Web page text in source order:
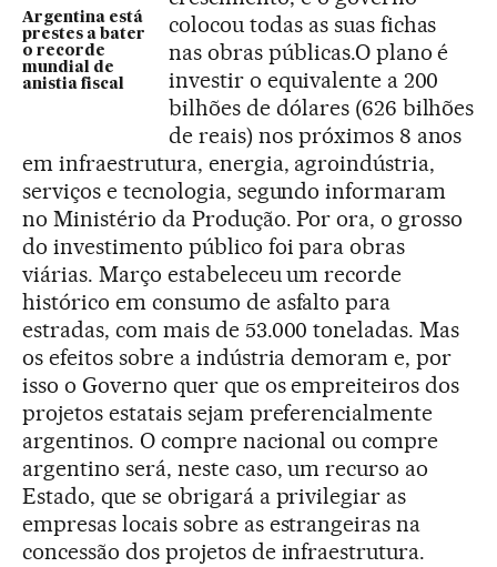
Argentina está
prestes a bater
o recorde
mundial de
anistia fiscal
colocou todas as suas fichas
nas obras públicas.O plano é
investir o equivalente a 200
bilhões de dólares (626 bilhões
de reais) nos próximos 8 anos
em infraestrutura, energia, agroindústria,
serviços e tecnologia, segundo informaram
no Ministério da Produção. Por ora, o grosso
do investimento público foi para obras
viárias. Março estabeleceu um recorde
histórico em consumo de asfalto para
estradas, com mais de 53.000 toneladas. Mas
os efeitos sobre a indústria demoram e, por
isso o Governo quer que os empreiteiros dos
projetos estatais sejam preferencialmente
argentinos. O compre nacional ou compre
argentino será, neste caso, um recurso ao
Estado, que se obrigará a privilegiar as
empresas locais sobre as estrangeiras na
concessão dos projetos de infraestrutura.